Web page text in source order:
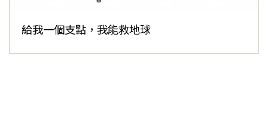
給我一個支點，我能救地球